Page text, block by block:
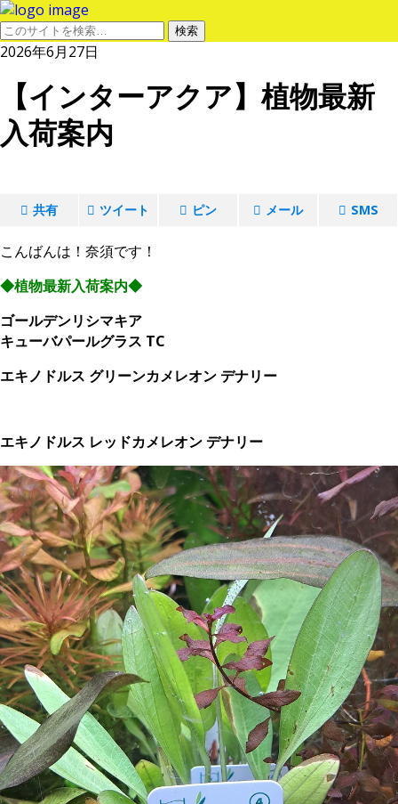
2026年6月27日
【インターアクア】植物最新
入荷案内
共有 ツイート ピン メール SMS
こんばんは！奈須です！
◆植物最新入荷案内◆
ゴールデンリシマキア
キューバパールグラス TC
エキノドルス グリーンカメレオン デナリー
エキノドルス レッドカメレオン デナリー